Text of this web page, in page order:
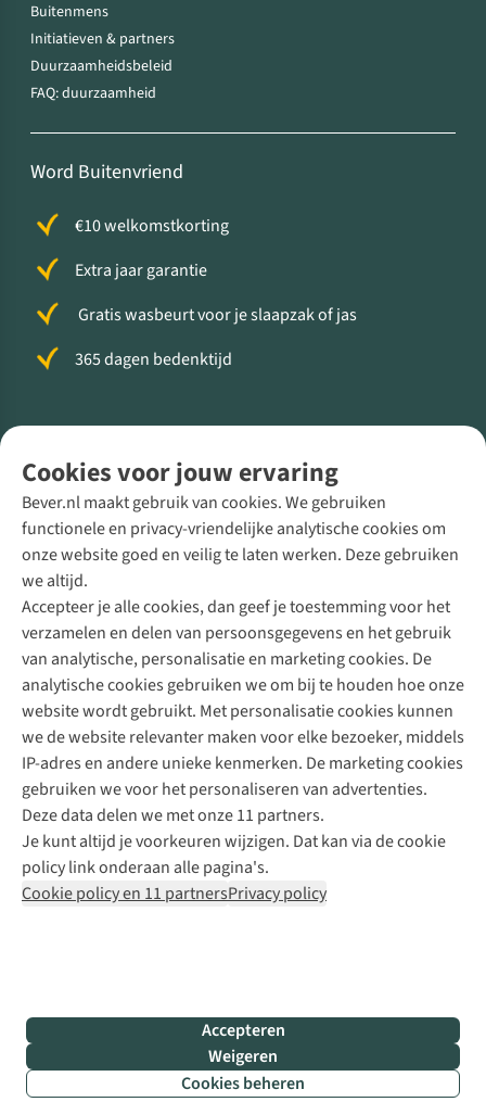
Cookies voor jouw ervaring
Bever.nl maakt gebruik van cookies. We gebruiken
functionele en privacy-vriendelijke analytische cookies om
onze website goed en veilig te laten werken. Deze gebruiken
we altijd.
Accepteer je alle cookies, dan geef je toestemming voor het
verzamelen en delen van persoonsgegevens en het gebruik
van analytische, personalisatie en marketing cookies. De
analytische cookies gebruiken we om bij te houden hoe onze
website wordt gebruikt. Met personalisatie cookies kunnen
we de website relevanter maken voor elke bezoeker, middels
IP-adres en andere unieke kenmerken. De marketing cookies
gebruiken we voor het personaliseren van advertenties.
Deze data delen we met onze 11 partners.
Je kunt altijd je voorkeuren wijzigen. Dat kan via de cookie
policy link onderaan alle pagina's.
Cookie policy en 11 partnersPrivacy policy
Accepteren
Weigeren
Cookies beheren
Buitenmens
Initiatieven & partners
Duurzaamheidsbeleid
FAQ: duurzaamheid
Word Buitenvriend
€10 welkomstkorting
Extra jaar garantie
Gratis wasbeurt voor je slaapzak of jas
365 dagen bedenktijd
Direct advies van een Buitenexpert
+31 (0)85 888 50 88
+31 6 12 28 49 80
Contactformulier
Bever
B.V.